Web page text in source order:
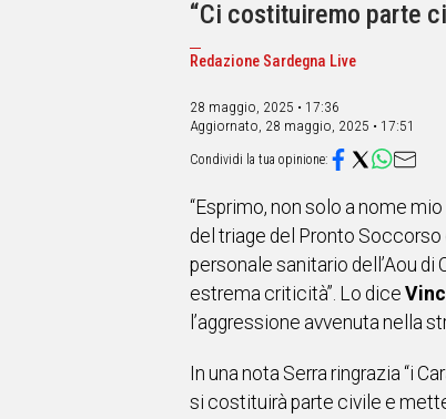
“Ci costituiremo parte
Redazione Sardegna Live
28 maggio, 2025 • 17:36
Aggiornato, 28 maggio, 2025 • 17:51
“Esprimo, non solo a nome
del triage del Pronto
personale sanitario dell’Aou
estrema criticità”. Lo dice
l’aggressione avvenuta nella
In una nota Serra ringrazia “i
si costituirà parte civile e